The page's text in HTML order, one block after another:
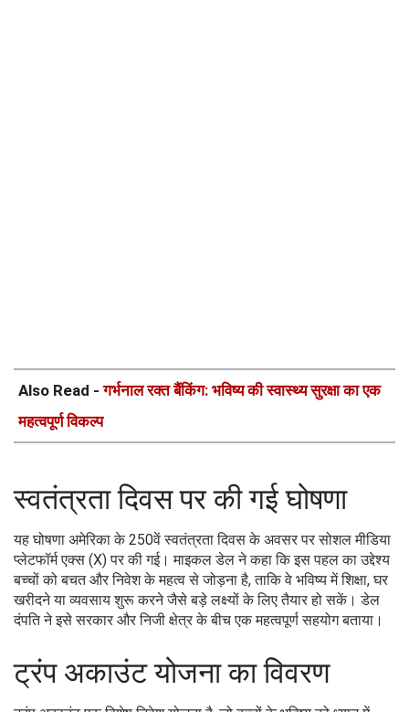
Also Read -गर्भनाल रक्त बैंकिंग: भविष्य की स्वास्थ्य सुरक्षा का एक
महत्वपूर्ण विकल्प
स्वतंत्रता दिवस पर की गई घोषणा
यह घोषणा अमेरिका के 250वें स्वतंत्रता दिवस के अवसर पर सोशल मीडिया
प्लेटफॉर्म एक्स (X) पर की गई। माइकल डेल ने कहा कि इस पहल का उद्देश्य
बच्चों को बचत और निवेश के महत्व से जोड़ना है, ताकि वे भविष्य में शिक्षा, घर
खरीदने या व्यवसाय शुरू करने जैसे बड़े लक्ष्यों के लिए तैयार हो सकें। डेल
दंपति ने इसे सरकार और निजी क्षेत्र के बीच एक महत्वपूर्ण सहयोग बताया।
ट्रंप अकाउंट योजना का विवरण